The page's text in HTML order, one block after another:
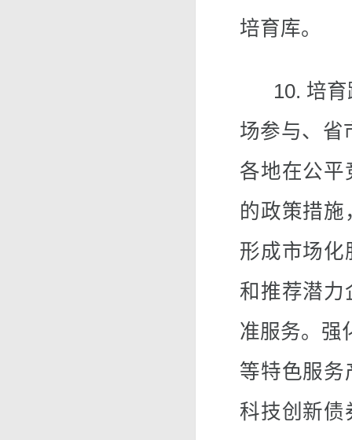
培育库。
10. 培育
场参与、省
各地在公平
的政策措
形成市场化
和推荐潜力
准服务。强
等特色服务
科技创新债